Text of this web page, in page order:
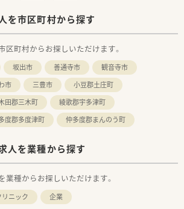
を市区町村から探す
区町村からお探しいただけます。
坂出市 善通寺市
観音寺市
市 三豊市
小豆郡土庄町
田郡三木町
綾歌郡宇多津町
度郡多度津町 仲多度郡まんのう町
人を業種から探す
業種からお探しいただけます。
リニック 企業